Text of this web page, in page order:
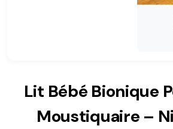
Lit Bébé Bionique
Moustiquaire –